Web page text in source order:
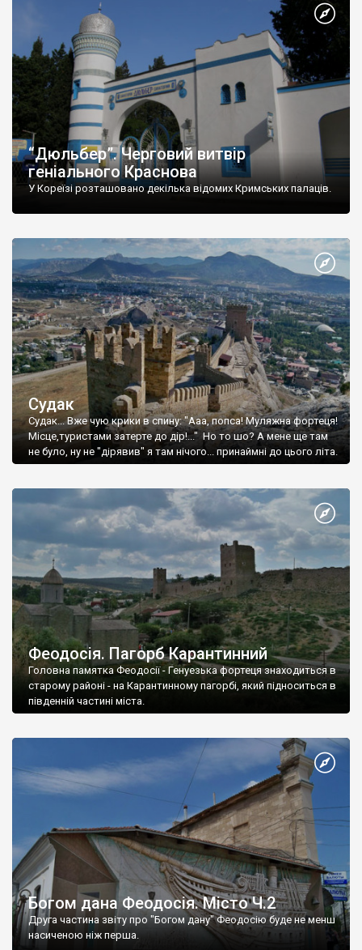
“Дюльбер”. Черговий витвір
геніального Краснова
У Кореїзі розташовано декілька відомих Кримських палаців.
Судак
Судак... Вже чую крики в спину: "Ааа, попса! Муляжна фортеця!
Місце,туристами затерте до дір!..." Но то шо? А мене ще там
не було, ну не "дірявив" я там нічого... принаймні до цього літа.
Феодосія. Пагорб Карантинний
Головна памятка Феодосії - Генуезька фортеця знаходиться в
старому районі - на Карантинному пагорбі, який підноситься в
південній частині міста.
Богом дана Феодосія. Місто Ч.2
Друга частина звіту про "Богом дану" Феодосію буде не менш
насиченою ніж перша.